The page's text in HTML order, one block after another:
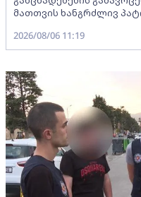
მათთვის ხანგრძლივ
2026/08/06 11:19